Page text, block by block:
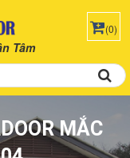
Tâm
(0)
MẮC